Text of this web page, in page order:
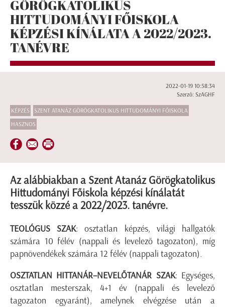
GÖRÖGKATOLIKUS
HITTUDOMÁNYI FŐISKOLA
KÉPZÉSI KÍNÁLATA A 2022/2023.
TANÉVRE
2022-01-19 10:58:34
Szerző: SzAGHF
KÉPZÉS
SZENT ATANÁZ GÖRÖGKATOLIKUS HITTUDOMÁNYI FŐISKOLA
HASZNOS
Az alábbiakban a Szent Atanáz Görögkatolikus
Hittudományi Főiskola képzési kínálatát
tesszük közzé a 2022/2023. tanévre.
TEOLÓGUS SZAK: osztatlan képzés, világi hallgatók
számára 10 félév (nappali és levelező tagozaton), míg
papnövendékek számára 12 félév (nappali tagozaton).
OSZTATLAN HITTANÁR–NEVELŐTANÁR SZAK: Egységes,
osztatlan mesterszak, 4+1 év (nappali és levelező
tagozaton egyaránt), amelynek elvégzése után a